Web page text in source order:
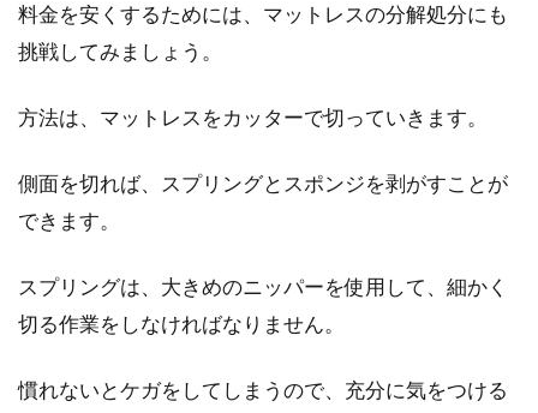
料金を安くするためには、マットレスの分解処分にも
挑戦してみましょう。
方法は、マットレスをカッターで切っていきます。
側面を切れば、スプリングとスポンジを剥がすことが
できます。
スプリングは、大きめのニッパーを使用して、細かく
切る作業をしなければなりません。
慣れないとケガをしてしまうので、充分に気をつける